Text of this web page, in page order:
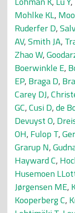
Mohlke KL,
Ruderfer D,
AV,Smith JA,
Zhao W,
Boerwinkle E,
EP, Braga D,
Carey DJ,
GC,Cusi D,de
Devuyst O,
OH, Fulop T,
Grarup N,
Hayward C,
Husemoen
Jørgensen ME,
Kooperberg C,